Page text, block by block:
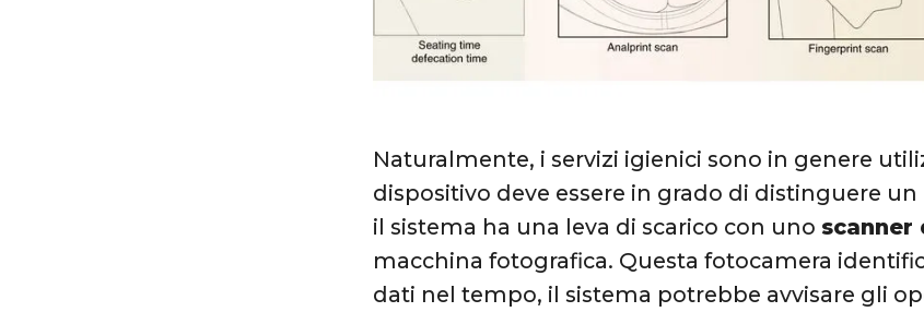
Naturalmente, i servizi igienici sono in genere
dispositivo deve essere in grado di distinguere
il sistema ha una leva di scarico con uno
macchina fotografica. Questa fotocamera
dati nel tempo, il sistema potrebbe avvisare gli